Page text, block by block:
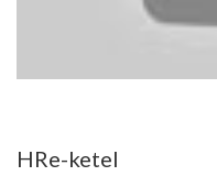
HRe-ketel